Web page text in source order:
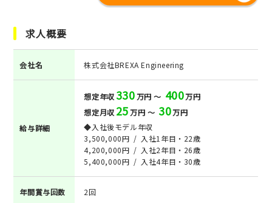
求人概要
会社名 株式会社BREXA Engineering
給与詳細
想定年収330万円 ～ 400万円
想定月収 25万円 ～ 30万円
◆入社後モデル年収
3,500,000円 / 入社1年目・22歳
4,200,000円 / 入社2年目・26歳
5,400,000円 / 入社4年目・30歳
年間賞与回数 2回